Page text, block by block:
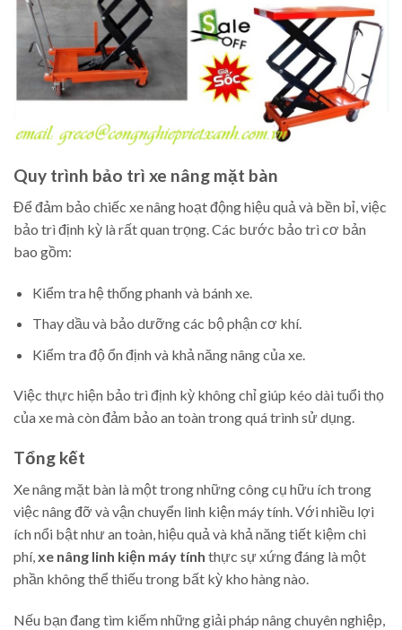
Quy trình bảo trì xe nâng mặt bàn
Để đảm bảo chiếc xe nâng hoạt động hiệu quả và bền bỉ, việc
bảo trì định kỳ là rất quan trọng. Các bước bảo trì cơ bản
bao gồm:
Kiểm tra hệ thống phanh và bánh xe.
Thay dầu và bảo dưỡng các bộ phận cơ khí.
Kiểm tra độ ổn định và khả năng nâng của xe.
Việc thực hiện bảo trì định kỳ không chỉ giúp kéo dài tuổi thọ
của xe mà còn đảm bảo an toàn trong quá trình sử dụng.
Tổng kết
Xe nâng mặt bàn là một trong những công cụ hữu ích trong
việc nâng đỡ và vận chuyển linh kiện máy tính. Với nhiều lợi
ích nổi bật như an toàn, hiệu quả và khả năng tiết kiệm chi
phí,xe nâng linh kiện máy tính thực sự xứng đáng là một
phần không thể thiếu trong bất kỳ kho hàng nào.
Nếu bạn đang tìm kiếm những giải pháp nâng chuyên nghiệp,